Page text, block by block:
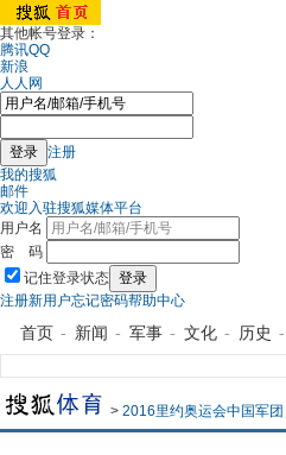
其他帐号登录：
腾讯QQ
新浪
人人网
注册
我的搜狐
邮件
欢迎入驻搜狐媒体平台
用户名
密 码
记住登录状态
注册新用户忘记密码帮助中心
首页 - 新闻 - 军事 - 文化 - 历史 -
> 2016里约奥运会中国军团